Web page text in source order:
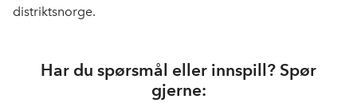
distriktsnorge.
Har du spørsmål eller innspill? Spør
gjerne: